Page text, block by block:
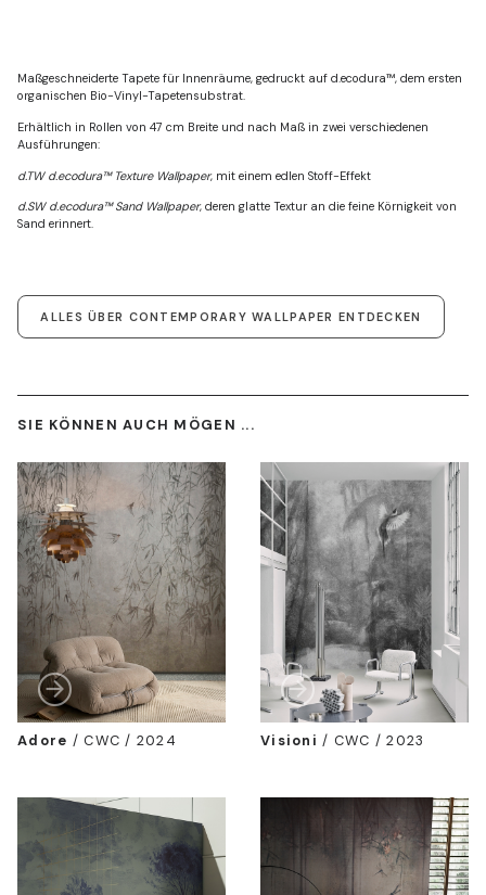
Maßgeschneiderte Tapete für Innenräume, gedruckt auf d.ecodura™, dem ersten
organischen Bio-Vinyl-Tapetensubstrat.
Erhältlich in Rollen von 47 cm Breite und nach Maß in zwei verschiedenen
Ausführungen:
d.TW d.ecodura™ Texture Wallpaper, mit einem edlen Stoff-Effekt
d.SW d.ecodura™ Sand Wallpaper, deren glatte Textur an die feine Körnigkeit von
Sand erinnert.
ALLES ÜBER CONTEMPORARY WALLPAPER ENTDECKEN
SIE KÖNNEN AUCH MÖGEN ...
Adore /CWC / 2024 Visioni / CWC / 2023